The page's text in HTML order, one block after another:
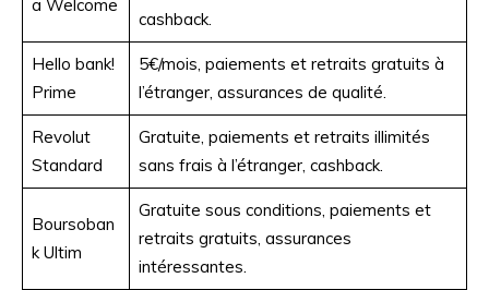
a Welcome
cashback.
Hello bank!
Prime
5€/mois, paiements et retraits gratuits à
l’étranger, assurances de qualité.
Revolut
Standard
Gratuite, paiements et retraits illimités
sans frais à l’étranger, cashback.
Boursoban
k Ultim
Gratuite sous conditions, paiements et
retraits gratuits, assurances
intéressantes.